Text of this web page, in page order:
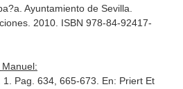
Ayuntamiento de Sevilla.
2010. ISBN 978-84-92417-
Pag. 634, 665-673. En: Priert Et